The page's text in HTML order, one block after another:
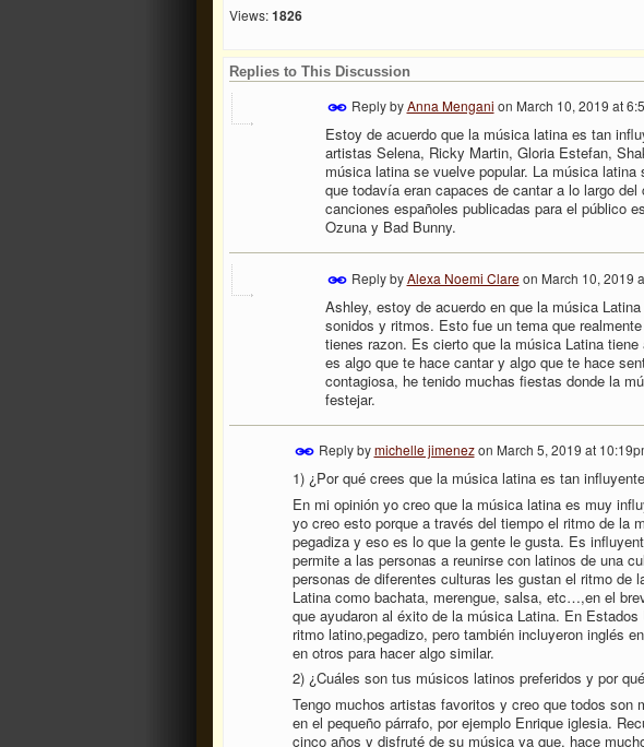
Views: 1826
Replies to This Discussion
Reply byAnna Mengani on March 10, 2019 at
Estoy de acuerdo que la música latina es tan
artistas Selena, Ricky Martin, Gloria Estefan,
música latina se vuelve popular. La música
que todavía eran capaces de cantar a lo largo
canciones españoles publicadas para el público
Ozuna y Bad Bunny.
Reply by Alexa Noemi Clareon March 10, 2019
Ashley, estoy de acuerdo en que la música
sonidos y ritmos. Esto fue un tema que
tienes razon. Es cierto que la música Latina
es algo que te hace cantar y algo que te hace
contagiosa, he tenido muchas fiestas donde la
festejar.
Reply bymichelle jimenezon March 5, 2019 at
1) ¿Por qué crees que la música latina es tan
En mi opinión yo creo que la música latina es muy
yo creo esto porque a través del tiempo el ritmo de la
pegadiza y eso es lo que la gente le gusta. Es
permite a las personas a reunirse con latinos de una
personas de diferentes culturas les gustan el ritmo de
Latina como bachata, merengue, salsa, etc…,en el
que ayudaron al éxito de la música Latina. En
ritmo latino,pegadizo, pero también incluyeron inglés
en otros para hacer algo similar.
2) ¿Cuáles son tus músicos latinos preferidos y por
Tengo muchos artistas favoritos y creo que todos son
en el pequeño párrafo, por ejemplo Enrique iglesia.
cinco años y disfruté de su música ya que, hace